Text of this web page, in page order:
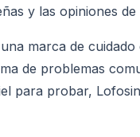
y las opiniones
marca de
de problemas
para probar,